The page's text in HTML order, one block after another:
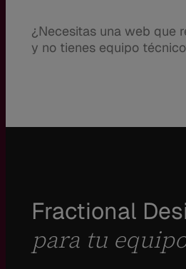
¿Necesitas una web que
y no tienes equipo
Fractional
para tu